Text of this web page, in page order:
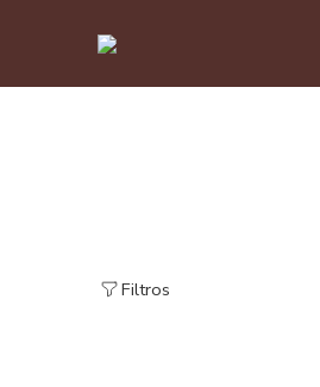
Filtros